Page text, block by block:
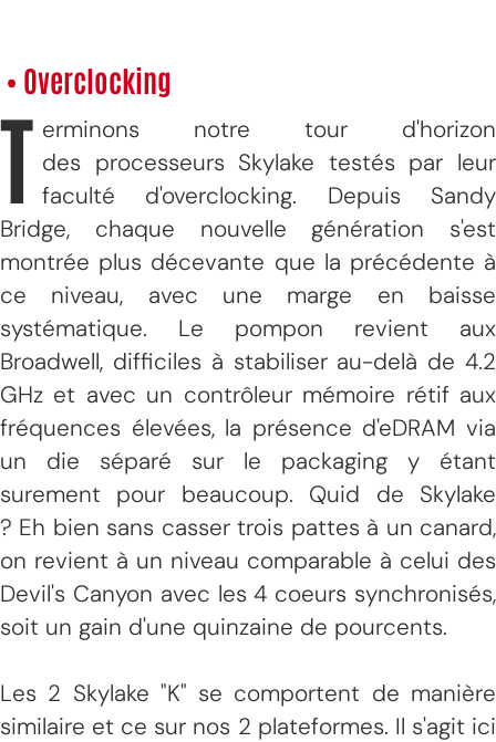
• Overclocking
T erminons notre tour d'horizon
des processeurs Skylake testés par leur
faculté d'overclocking. Depuis Sandy
Bridge, chaque nouvelle génération s'est
montrée plus décevante que la précédente à
ce niveau, avec une marge en baisse
systématique. Le pompon revient aux
Broadwell, difficiles à stabiliser au-delà de 4.2
GHz et avec un contrôleur mémoire rétif aux
fréquences élevées, la présence d'eDRAM via
un die séparé sur le packaging y étant
surement pour beaucoup. Quid de Skylake
? Eh bien sans casser trois pattes à un canard,
on revient à un niveau comparable à celui des
Devil's Canyon avec les 4 coeurs synchronisés,
soit un gain d'une quinzaine de pourcents.
Les 2 Skylake "K" se comportent de manière
similaire et ce sur nos 2 plateformes. Il s'agit ici